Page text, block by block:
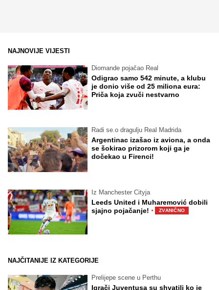
NAJNOVIJE VIJESTI
Diomande pojačao Real
Odigrao samo 542 minute, a klubu
je donio više od 25 miliona eura:
Priča koja zvuči nestvarno
Radi se.o dragulju Real Madrida
Argentinac izašao iz aviona, a onda
se šokirao prizorom koji ga je
dočekao u Firenci!
Iz Manchester Cityja
Leeds United i Muharemović dobili
sjajno pojačanje! · ZVANIČNO
NAJČITANIJE IZ KATEGORIJE
Prelijepe scene u Perthu
Igrači Juventusa su shvatili ko je